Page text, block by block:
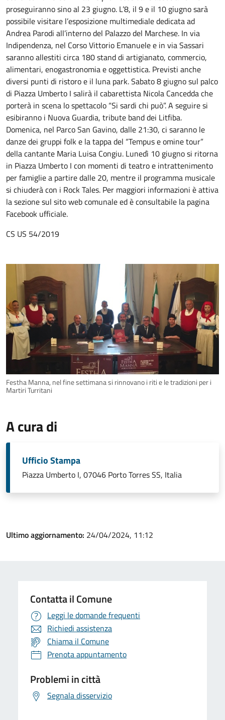
proseguiranno sino al 23 giugno. L’8, il 9 e il 10 giugno sarà
possibile visitare l’esposizione multimediale dedicata ad
Andrea Parodi all’interno del Palazzo del Marchese. In via
Indipendenza, nel Corso Vittorio Emanuele e in via Sassari
saranno allestiti circa 180 stand di artigianato, commercio,
alimentari, enogastronomia e oggettistica. Previsti anche
diversi punti di ristoro e il luna park. Sabato 8 giugno sul palco
di Piazza Umberto I salirà il cabarettista Nicola Cancedda che
porterà in scena lo spettacolo “Si sardi chi può”. A seguire si
esibiranno i Nuova Guardia, tribute band dei Litfiba.
Domenica, nel Parco San Gavino, dalle 21:30, ci saranno le
danze dei gruppi folk e la tappa del “Tempus e omine tour”
della cantante Maria Luisa Congiu. Lunedì 10 giugno si ritorna
in Piazza Umberto I con momenti di teatro e intrattenimento
per famiglie a partire dalle 20, mentre il programma musicale
si chiuderà con i Rock Tales. Per maggiori informazioni è attiva
la sezione sul sito web comunale ed è consultabile la pagina
Facebook ufficiale.
CS US 54/2019
Festha Manna, nel fine settimana si rinnovano i riti e le tradizioni per i
Martiri Turritani
A cura di
Ufficio Stampa
Piazza Umberto I, 07046 Porto Torres SS, Italia
Ultimo aggiornamento: 24/04/2024, 11:12
Contatta il Comune
Leggi le domande frequenti
Richiedi assistenza
Chiama il Comune
Prenota appuntamento
Problemi in città
Segnala disservizio